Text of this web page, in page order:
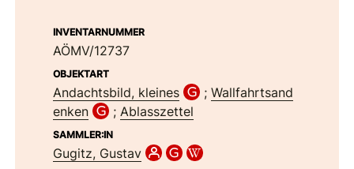
INVENTARNUMMER
AÖMV/12737
OBJEKTART
Andachtsbild, kleines ; Wallfahrtsand
enken
; Ablasszettel
SAMMLER:IN
Gugitz, Gustav